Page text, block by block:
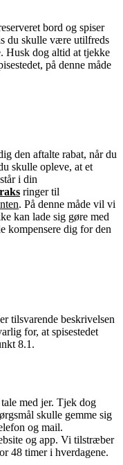
bord og spiser
du skulle være utilfreds
Husk dog altid at tjekke
på denne måde
den aftalte rabat, når du
skulle opleve, at et
i din
ringer til
. På denne måde vil vi
kan lade sig gøre med
kompensere dig for den
tilsvarende beskrivelsen
for, at spisestedet
8.1.
med jer. Tjek dog
skulle gemme sig
og mail.
og app. Vi tilstræber
48 timer i hverdagene.